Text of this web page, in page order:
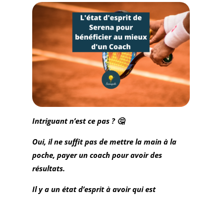
Intriguant n’est ce pas ? 🤔
Oui, il ne suffit pas de mettre la main à la
poche, payer un coach pour avoir des
résultats.
Il y a un état d’esprit à avoir qui est